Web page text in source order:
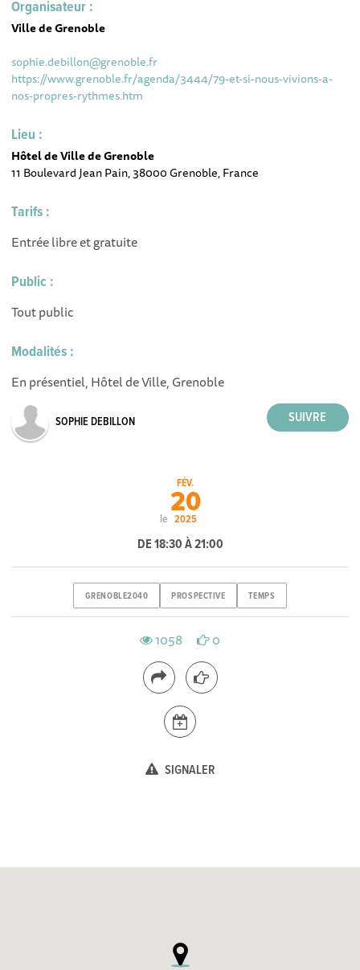
Organisateur :
Ville de Grenoble
sophie.debillon@grenoble.fr
https://www.grenoble.fr/agenda/3444/79-et-si-nous-vivions-a-
nos-propres-rythmes.htm
Lieu :
Hôtel de Ville de Grenoble
11 Boulevard Jean Pain, 38000 Grenoble, France
Tarifs :
Entrée libre et gratuite
Public :
Tout public
Modalités :
En présentiel, Hôtel de Ville, Grenoble
SOPHIE DEBILLON
le
FÉV.
20
2025
DE 18:30 À 21:00
GRENOBLE2040 PROSPECTIVE TEMPS
1058 0
SIGNALER